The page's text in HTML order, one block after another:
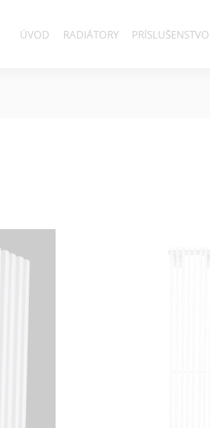
ÚVOD RADIÁTORY PRÍSLUŠENSTVO